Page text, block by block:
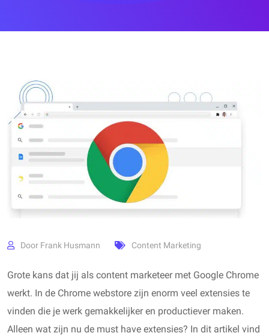
Door Frank Husmann Content Marketing
Grote kans dat jij als content marketeer met Google Chrome
werkt. In de Chrome webstore zijn enorm veel extensies te
vinden die je werk gemakkelijker en productiever maken.
Alleen wat zijn nu de must have extensies? In dit artikel vind